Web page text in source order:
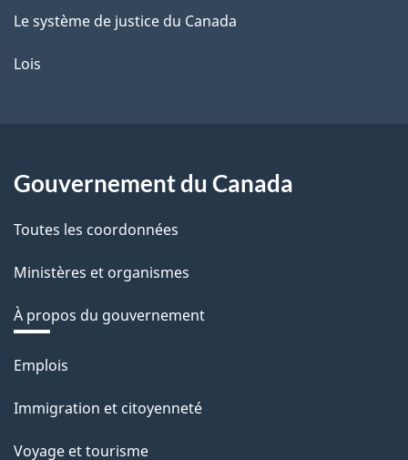
Le système de justice du Canada
Lois
Gouvernement du Canada
Toutes les coordonnées
Ministères et organismes
À propos du gouvernement
Thèmes
sujets
Emplois
Immigration et citoyenneté
Voyage et tourisme